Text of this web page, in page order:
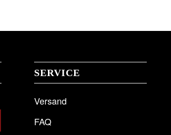
SERVICE
Versand
FAQ